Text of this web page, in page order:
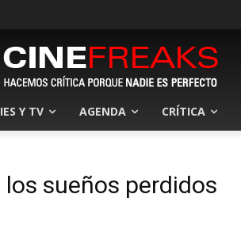
Y TV AGENDA CRÍTICA
sueños perdidos